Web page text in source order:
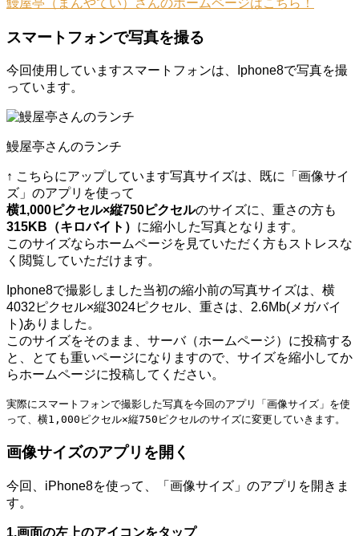
鰻屋亭（まんやてい）さんのホームページはこちら！
スマートフォンで写真を撮る
今回使用していますスマートフォンは、Iphone8で写真を撮
っています。
鰻屋亭さんのランチ
↑ こちらにアップしています写真サイズは、既に「画像サイ
ズ」のアプリを使って
横1,000ピクセル×縦750ピクセルのサイズに、重さの方も
315KB（キロバイト） に縮小した写真となります。
このサイズならホームページを見ていただく方もストレスな
く閲覧していただけます。
Iphone8で撮影しました当初の縮小前の写真サイズは、横
4032ピクセル×縦3024ピクセル、重さは、2.6Mb(メガバイ
ト)ありました。
このサイズをそのまま、サーバ（ホームページ）に投稿する
と、とても重いページになりますので、サイズを縮小してか
らホームページに投稿してください。
実際にスマートフォンで撮影した写真を今回のアプリ「画像サイズ」を使
って、横1,000ピクセル×縦750ピクセルのサイズに変更していきます。
画像サイズのアプリを開く
今回、iPhone8を使って、「画像サイズ」のアプリを開きま
す。
1.画面の左上のアイコンをタップ